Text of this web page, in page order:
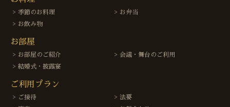
季節のお料理
お弁当
お飲み物
お部屋
お部屋のご紹介
会議・舞台のご利用
結婚式・披露宴
ご利用プラン
ご接待
法要